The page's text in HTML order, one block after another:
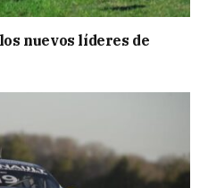
nuevos líderes de